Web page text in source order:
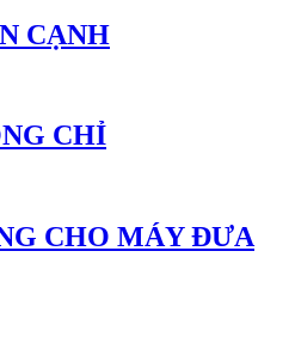
CẠNH
CHỈ
CHO MÁY ĐƯA